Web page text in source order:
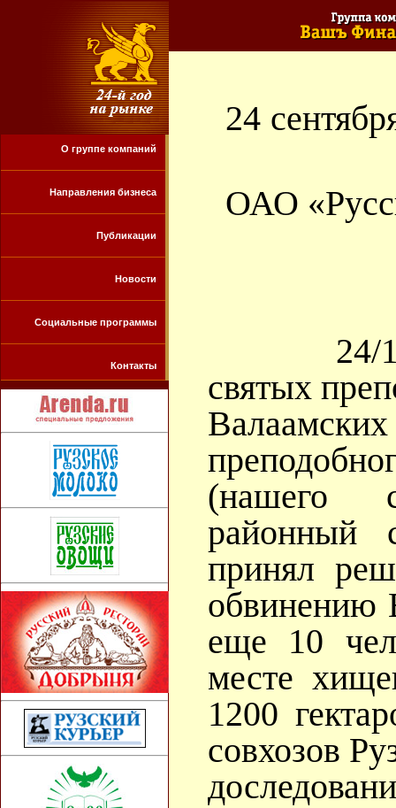
О группе компаний
Направления бизнеса
Публикации
Новости
Социальные программы
Контакты
24
ОАО
24/11
святых
(нашего
районный
принял
обвинению
еще 10
месте
1200
совхозов